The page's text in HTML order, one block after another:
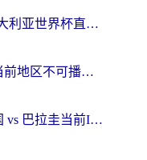
在国外怎么看美国 vs 澳大利亚世界杯直播？海外党必藏的中文解说观赛指南
在加拿大看抖音世界杯当前地区不可播放？海外党体育观赛终极指南
在海外看世界杯直播德国 vs 巴拉圭当前IP受限制？这篇指南帮你轻松解决地区限制